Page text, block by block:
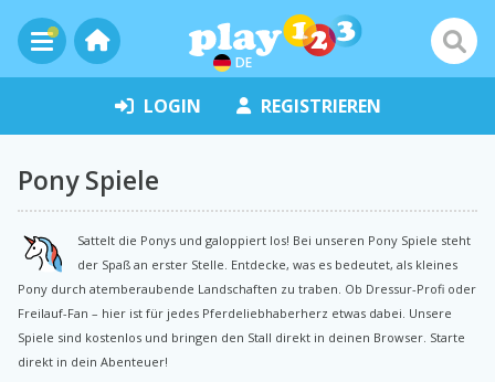
DE
LOGIN REGISTRIEREN
Pony Spiele
Sattelt die Ponys und galoppiert los! Bei unseren Pony Spiele steht
der Spaß an erster Stelle. Entdecke, was es bedeutet, als kleines
Pony durch atemberaubende Landschaften zu traben. Ob Dressur-Profi oder
Freilauf-Fan – hier ist für jedes Pferdeliebhaberherz etwas dabei. Unsere
Spiele sind kostenlos und bringen den Stall direkt in deinen Browser. Starte
direkt in dein Abenteuer!